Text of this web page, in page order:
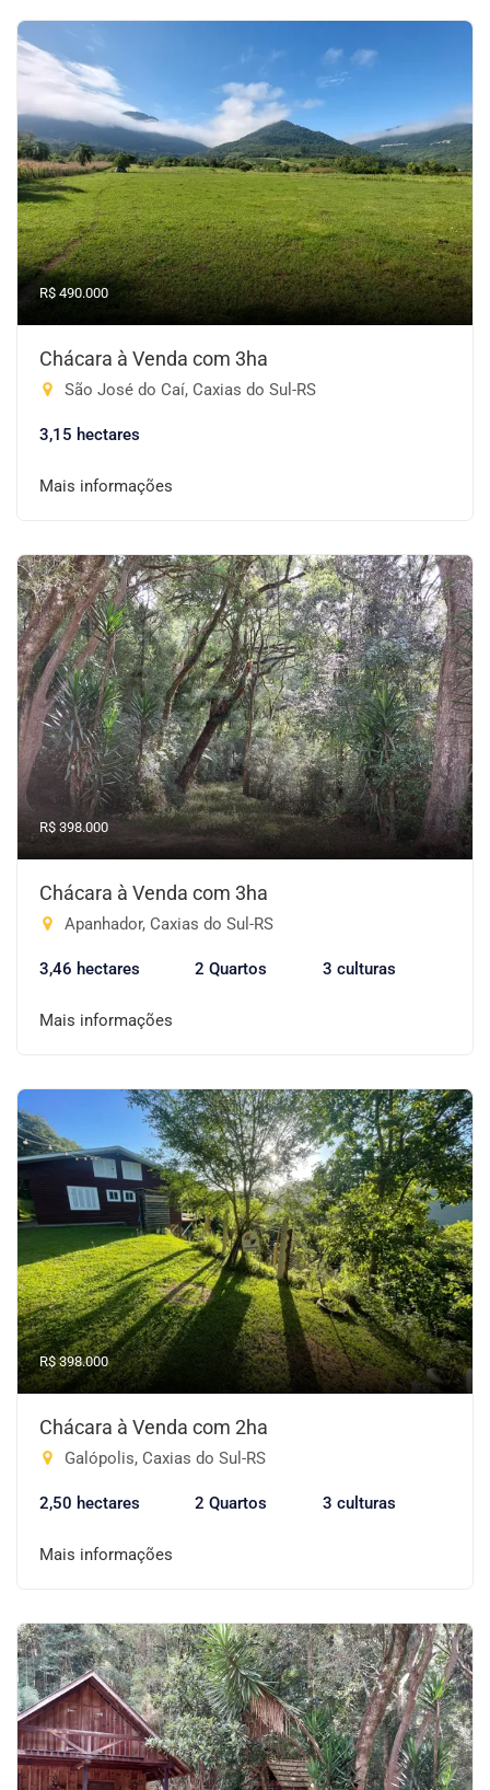
R$ 490.000
Chácara à Venda com 3ha
São José do Caí, Caxias do Sul-RS
3,15 hectares
Mais informações
R$ 398.000
Chácara à Venda com 3ha
Apanhador, Caxias do Sul-RS
3,46 hectares 2 Quartos 3 culturas
Mais informações
R$ 398.000
Chácara à Venda com 2ha
Galópolis, Caxias do Sul-RS
2,50 hectares 2 Quartos 3 culturas
Mais informações